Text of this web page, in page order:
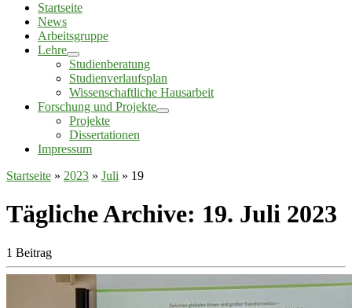
Startseite
News
Arbeitsgruppe
Lehre
Studienberatung
Studienverlaufsplan
Wissenschaftliche Hausarbeit
Forschung und Projekte
Projekte
Dissertationen
Impressum
Startseite » 2023 » Juli » 19
Tägliche Archive: 19. Juli 2023
1 Beitrag